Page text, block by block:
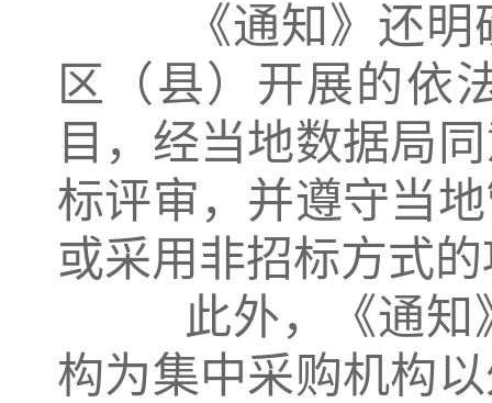
《通知》还明
区（县）开展的依
目，经当地数据局
标评审，并遵守当
或采用非招标方式
此外，《通知
构为集中采购机构